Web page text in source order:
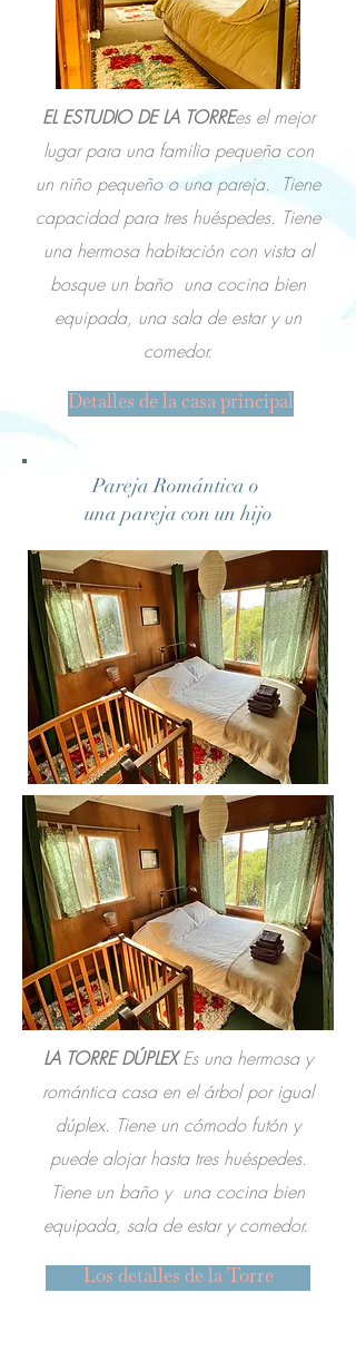
EL ESTUDIO DE LA TORREes el mejor
lugar para una familia pequeña con
un niño pequeño o una pareja. Tiene
capacidad para tres huéspedes. Tiene
una hermosa habitación con vista al
bosque un baño una cocina bien
equipada, una sala de estar y un
comedor.
Detalles de la casa principal
Pareja Romántica o
una pareja con un hijo
LA TORRE DÚPLEXEs una hermosa y
romántica casa en el árbol por igual
dúplex. Tiene un cómodo futón y
puede alojar hasta tres huéspedes.
Tiene un baño y una cocina bien
equipada, sala de estar y comedor.
Los detalles de la Torre